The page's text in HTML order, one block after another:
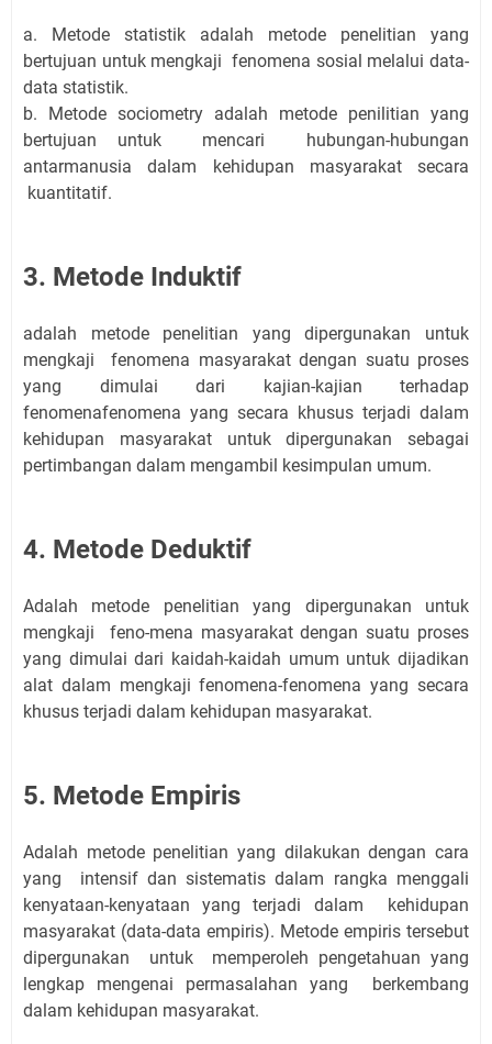
a. Metode statistik adalah metode penelitian yang
bertujuan untuk mengkaji fenomena sosial melalui data-
data statistik.
b. Metode sociometry adalah metode penilitian yang
bertujuan untuk mencari hubungan-hubungan
antarmanusia dalam kehidupan masyarakat secara
kuantitatif.
3. Metode Induktif
adalah metode penelitian yang dipergunakan untuk
mengkaji fenomena masyarakat dengan suatu proses
yang dimulai dari kajian-kajian terhadap
fenomenafenomena yang secara khusus terjadi dalam
kehidupan masyarakat untuk dipergunakan sebagai
pertimbangan dalam mengambil kesimpulan umum.
4. Metode Deduktif
Adalah metode penelitian yang dipergunakan untuk
mengkaji feno-mena masyarakat dengan suatu proses
yang dimulai dari kaidah-kaidah umum untuk dijadikan
alat dalam mengkaji fenomena-fenomena yang secara
khusus terjadi dalam kehidupan masyarakat.
5. Metode Empiris
Adalah metode penelitian yang dilakukan dengan cara
yang intensif dan sistematis dalam rangka menggali
kenyataan-kenyataan yang terjadi dalam kehidupan
masyarakat (data-data empiris). Metode empiris tersebut
dipergunakan untuk memperoleh pengetahuan yang
lengkap mengenai permasalahan yang berkembang
dalam kehidupan masyarakat.